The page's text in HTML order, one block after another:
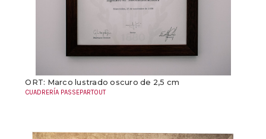
ORT: Marco lustrado oscuro de 2,5 cm
CUADRERÍA PASSEPARTOUT